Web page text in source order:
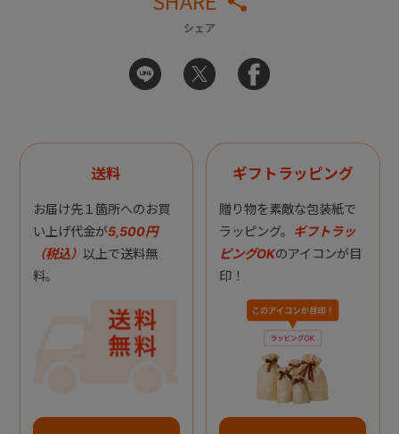
シェア
送料
お届け先１箇所へのお買
い上げ代金が5,500円
（税込） 以上で送料無
料。
ギフトラッピング
贈り物を素敵な包装紙で
ラッピング。 ギフトラッ
ピングOKのアイコンが目
印！